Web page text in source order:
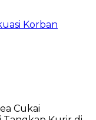
Korban